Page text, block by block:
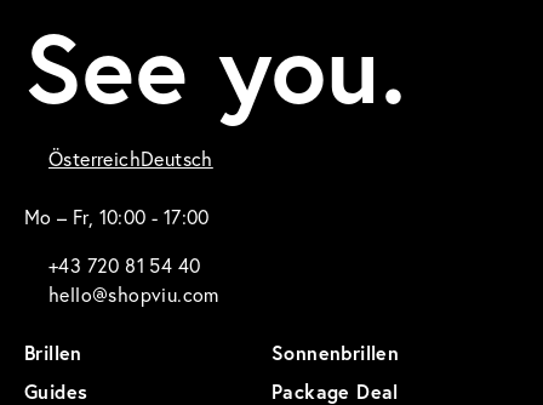
See you.
ÖsterreichDeutsch
Mo – Fr, 10:00 - 17:00
+43 720 81 54 40
hello@shopviu.com
Brillen
Sonnenbrillen
Guides
Package Deal